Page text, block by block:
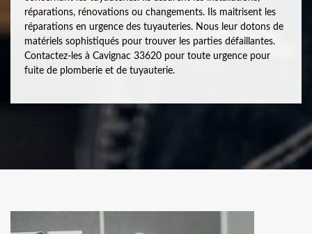
réparations, rénovations ou changements. Ils maitrisent les
réparations en urgence des tuyauteries. Nous leur dotons de
matériels sophistiqués pour trouver les parties défaillantes.
Contactez-les à Cavignac 33620 pour toute urgence pour
fuite de plomberie et de tuyauterie.